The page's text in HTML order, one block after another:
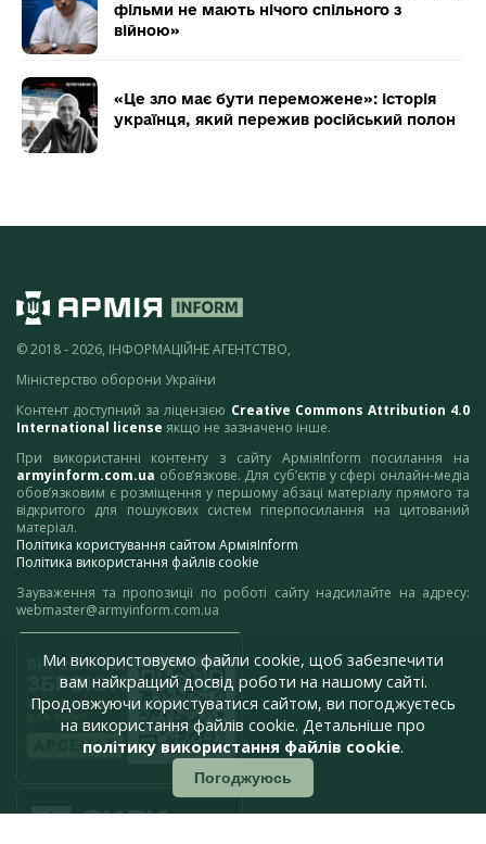
фільми не мають нічого спільного з
війною»
«Це зло має бути переможене»: історія
українця, який пережив російський полон
© 2018 - 2026, ІНФОРМАЦІЙНЕ АГЕНТСТВО,
Міністерство оборони України
Контент доступний за ліцензією Creative Commons Attribution 4.0
International license якщо не зазначено інше.
При використанні контенту з сайту АрміяInform посилання на
armyinform.com.ua обов’язкове. Для суб’єктів у сфері онлайн-медіа
обов’язковим є розміщення у першому абзаці матеріалу прямого та
відкритого для пошукових систем гіперпосилання на цитований
матеріал.
Політика користування сайтом АрміяInform
Політика використання файлів cookie
Зауваження та пропозиції по роботі сайту надсилайте на адресу:
webmaster@armyinform.com.ua
Ми використовуємо файли cookie, щоб забезпечити
вам найкращий досвід роботи на нашому сайті.
Продовжуючи користуватися сайтом, ви погоджуєтесь
на використання файлів cookie. Детальніше про
політику використання файлів cookie.
Погоджуюсь